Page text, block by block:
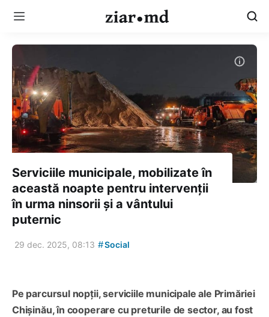
Serviciile municipale, mobilizate în
această noapte pentru intervenții
în urma ninsorii și a vântului
puternic
29 dec. 2025, 08:13 #Social
Pe parcursul nopții, serviciile municipale ale Primăriei
Chișinău, în cooperare cu preturile de sector, au fost